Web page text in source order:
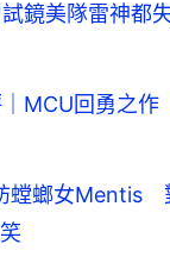
鏡美隊雷神都
｜MCU回勇之
螳螂女Mentis